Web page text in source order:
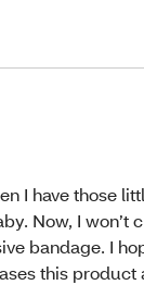
I have those
Now, I won’t
bandage. I
this product